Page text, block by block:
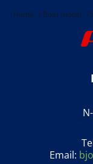
Home / Boat model /
Email: